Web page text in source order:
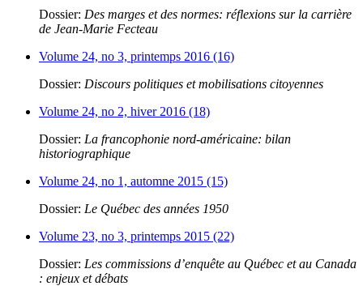
Dossier: Des marges et des normes: réflexions sur la carrière
de Jean-Marie Fecteau
Volume 24, no 3, printemps 2016 (16)
Dossier: Discours politiques et mobilisations citoyennes
Volume 24, no 2, hiver 2016 (18)
Dossier: La francophonie nord-américaine: bilan
historiographique
Volume 24, no 1, automne 2015 (15)
Dossier: Le Québec des années 1950
Volume 23, no 3, printemps 2015 (22)
Dossier: Les commissions d’enquête au Québec et au Canada
: enjeux et débats